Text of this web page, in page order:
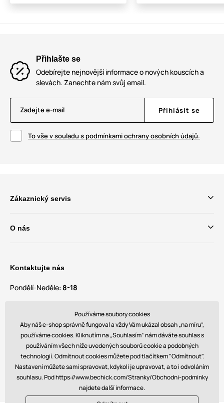
Přihlašte se
Odebírejte nejnovější informace o nových kouscích a
slevách. Zanechte nám svůj email.
Zadejte e-mail Přihlásit se
To vše v souladu s podmínkami ochrany osobních údajů.
Zákaznický servis
O nás
Kontaktujte nás
Pondělí-Neděle: 8-18
Máte dotazy a návrhy?
contact@bechick.com
Najdete nás také na
Používáme soubory cookies
Aby náš e-shop správně fungoval a vždy Vám ukázal obsah „na míru”,
používáme cookies. Kliknutím na „Souhlasím“ nám dáváte souhlas s
používáním všech níže uvedených souborů cookie a podobných
technologií. Odmítnout cookies můžete pod tlačítkem "Odmítnout".
Nastavení můžete sami spravovat, kdykoli je upravovat, a to i odvoláním
souhlasu. Pod https://www.bechick.com/Stranky/Obchodni-podminky
najdete další informace.